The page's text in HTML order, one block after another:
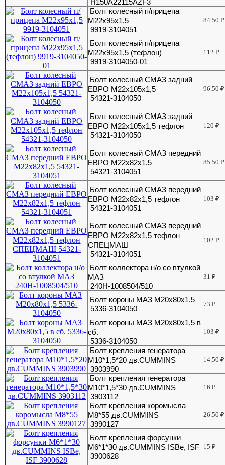
H150A22115AZF3
Болт колесный п/прицепа
М22х95х1,5
9919-3104051
84.50₽
Болт колесный п/прицепа
М22х95х1,5 (тефлон)
9919-3104050-01
112₽
Болт колесный СМАЗ задний
ЕВРО М22x105x1,5
54321-3104050
96.50₽
Болт колесный СМАЗ задний
ЕВРО М22х105х1,5 тефлон
54321-3104050
120₽
Болт колесный СМАЗ передний
ЕВРО М22х82х1,5
54321-3104051
85.50₽
Болт колесный СМАЗ передний
ЕВРО М22х82х1,5 тефлон
54321-3104051
103₽
Болт колесный СМАЗ передний
ЕВРО М22х82х1,5 тефлон
СПЕЦМАШ
54321-3104051
102₽
Болт коллектора н/о со втулкой
МАЗ
240Н-1008504/510
31₽
Болт короны МАЗ М20х80х1,5
5336-3104050
73₽
Болт короны МАЗ М20х80х1,5 в
сб.
5336-3104050
103₽
Болт крепления генератора
М10*1,5*20 дв.CUMMINS
3903990
14.50₽
Болт крепления генератора
М10*1,5*30 дв.CUMMINS
3903112
16₽
Болт крепления коромысла
М8*55 дв.CUMMINS
3990127
26.50₽
Болт крепления форсунки
M6*1*30 дв.CUMMINS ISBe, ISF
3900628
15₽